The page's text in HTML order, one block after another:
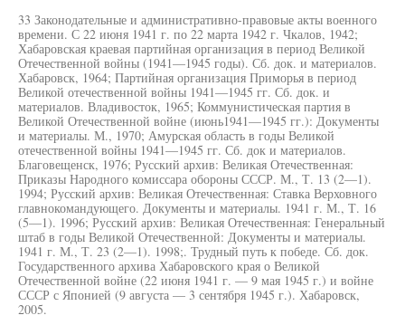
33 Законодательные и административно-правовые акты военного
времени. С 22 июня 1941 г. по 22 марта 1942 г. Чкалов, 1942;
Хабаровская краевая партийная организация в период Великой
Отечественной войны (1941—1945 годы). Сб. док. и материалов.
Хабаровск, 1964; Партийная организация Приморья в период
Великой отечественной войны 1941—1945 гг. Сб. док. и
материалов. Владивосток, 1965; Коммунистическая партия в
Великой Отечественной войне (июнь1941—1945 гг.): Документы
и материалы. М., 1970; Амурская область в годы Великой
отечественной войны 1941—1945 гг. Сб. док и материалов.
Благовещенск, 1976; Русский архив: Великая Отечественная:
Приказы Народного комиссара обороны СССР. М., Т. 13 (2—1).
1994; Русский архив: Великая Отечественная: Ставка Верховного
главнокомандующего. Документы и материалы. 1941 г. М., Т. 16
(5—1). 1996; Русский архив: Великая Отечественная: Генеральный
штаб в годы Великой Отечественной: Документы и материалы.
1941 г. М., Т. 23 (2—1). 1998;. Трудный путь к победе. Сб. док.
Государственного архива Хабаровского края о Великой
Отечественной войне (22 июня 1941 г. — 9 мая 1945 г.) и войне
СССР с Японией (9 августа — 3 сентября 1945 г.). Хабаровск,
2005.